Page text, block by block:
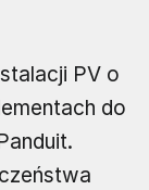
PV o
do